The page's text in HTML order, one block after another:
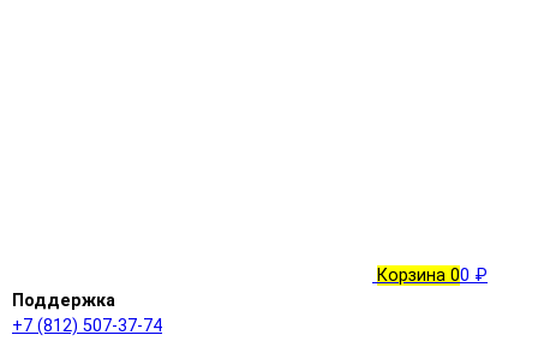
Корзина 00 ₽
Поддержка
+7 (812) 507-37-74